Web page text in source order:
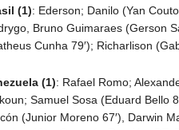
(1): Ederson; Danilo (Yan
Bruno Guimaraes (Gerson
Cunha 79′); Richarlison
(1): Rafael Romo;
Samuel Sosa (Eduard Bello
(Junior Moreno 67′), Darwin